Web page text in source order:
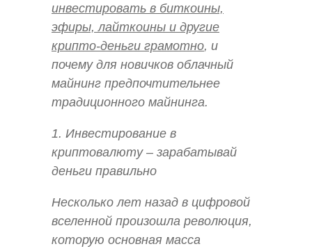
инвестировать в биткоины,
эфиры, лайткоины и другие
крипто-деньги грамотно, и
почему для новичков облачный
майнинг предпочтительнее
традиционного майнинга.
1. Инвестирование в
криптовалюту – зарабатывай
деньги правильно
Несколько лет назад в цифровой
вселенной произошла революция,
которую основная масса